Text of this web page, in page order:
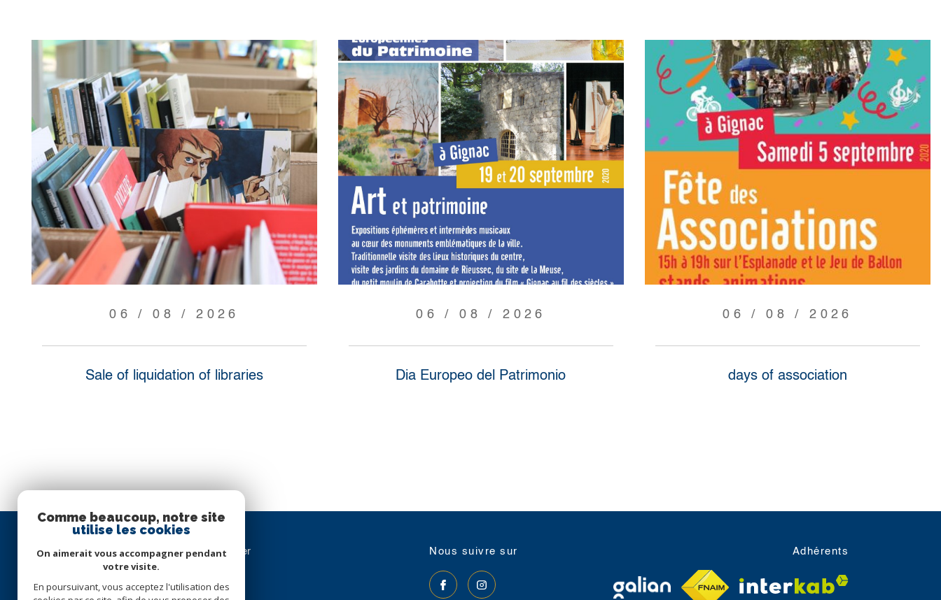
06 / 08 / 2026
Sale of liquidation of libraries
06 / 08 / 2026
Dia Europeo del Patrimonio
06 / 08 / 2026
days of association
Cabinet TORQUEBIAU Immobilier
04 67 57 31 49
nous suivre sur Adhérents
Comme beaucoup, notre site
utilise les cookies
On aimerait vous accompagner pendant
votre visite.
En poursuivant, vous acceptez l'utilisation des